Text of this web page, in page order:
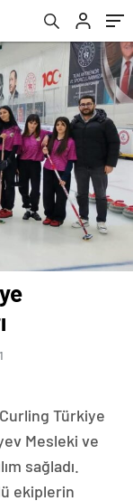
Türkiye
Mesleki ve
sağladı.
ekiplerin